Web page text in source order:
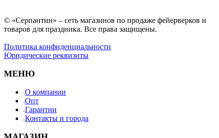
© «Серпантин» – сеть магазинов по продаже фейерверков и
товаров для праздника. Все права защищены.
Политика конфиденциальности
Юридические реквизиты
МЕНЮ
О компании
Опт
Гарантии
Контакты и города